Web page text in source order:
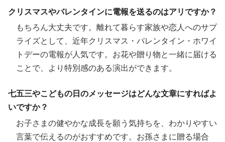
クリスマスやバレンタインに電報を送るのはアリですか？
もちろん大丈夫です。離れて暮らす家族や恋人へのサプ
ライズとして、近年クリスマス・バレンタイン・ホワイ
トデーの電報が人気です。お花や贈り物と一緒に届ける
ことで、より特別感のある演出ができます。
七五三やこどもの日のメッセージはどんな文章にすればよ
いですか？
お子さまの健やかな成長を願う気持ちを、わかりやすい
言葉で伝えるのがおすすめです。お孫さまに贈る場合